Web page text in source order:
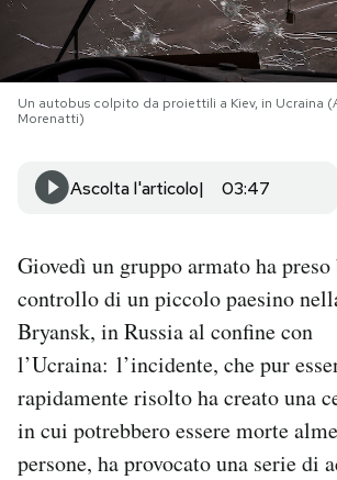
I MIEI PREFERITI
SHOP
CALENDARIO
AREA PERSONALE
Area Personale
Newsletter
Notifiche mobile
Regala il Post
Esci
Un autobus colpito da proiettili a Kiev, in Ucraina
Morenatti)
Ascolta l'articolo 03:47
Giovedì un gruppo armato ha
controllo di un piccolo paesino
Bryansk, in Russia al confine con
l’Ucraina: l’incidente, che pur
rapidamente risolto ha creato una
in cui potrebbero essere morte
persone, ha provocato una serie di